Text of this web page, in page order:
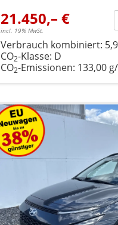
21.450,– €
incl. 19% MwSt.
Verbrauch kombiniert:
CO2-Klasse: D
CO2-Emissionen: 133,00